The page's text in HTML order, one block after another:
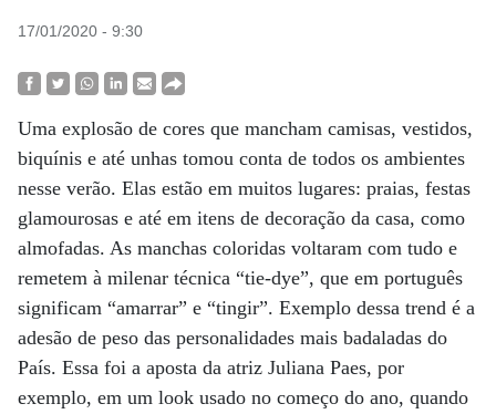
17/01/2020 - 9:30
Uma explosão de cores que mancham camisas, vestidos,
biquínis e até unhas tomou conta de todos os ambientes
nesse verão. Elas estão em muitos lugares: praias, festas
glamourosas e até em itens de decoração da casa, como
almofadas. As manchas coloridas voltaram com tudo e
remetem à milenar técnica “tie-dye”, que em português
significam “amarrar” e “tingir”. Exemplo dessa trend é a
adesão de peso das personalidades mais badaladas do
País. Essa foi a aposta da atriz Juliana Paes, por
exemplo, em um look usado no começo do ano, quando